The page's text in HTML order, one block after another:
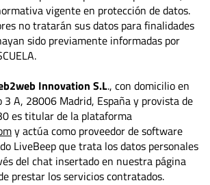
vigente en protección de datos.
no tratarán sus datos para finalidades
sido previamente informadas por
Innovation S.L., con domicilio en
3 A, 28006 Madrid, España y provista de
es titular de la plataforma
y actúa como proveedor de software
LiveBeep que trata los datos personales
del chat insertado en nuestra página
prestar los servicios contratados.